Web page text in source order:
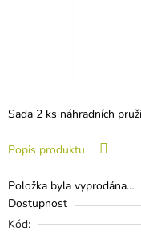
Sada 2 ks náhradních
Popis produktu
Položka byla vyprodána…
Dostupnost
Kód: